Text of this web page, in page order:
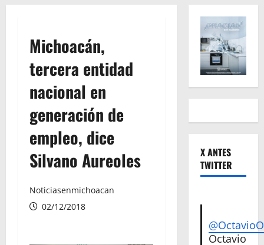
Michoacán,
tercera entidad
nacional en
generación de
empleo, dice
Silvano Aureoles
Noticiasenmichoacan
02/12/2018
X ANTES
TWITTER
Octavio